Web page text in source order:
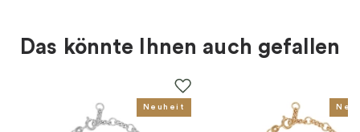
Zirkonia
Das könnte Ihnen auch gefallen
Neuheit